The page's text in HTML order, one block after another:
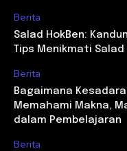
Berita
Salad HokBen:
Tips Menikmati
Berita
Bagaimana
Memahami Makna,
dalam Pembelajaran
Berita